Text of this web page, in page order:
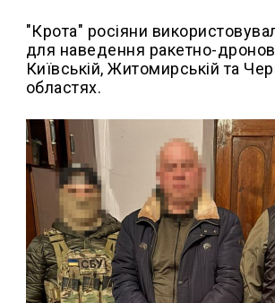
"Крота" росіяни
для наведення ракетно-
Київській, Житомирській та
областях.